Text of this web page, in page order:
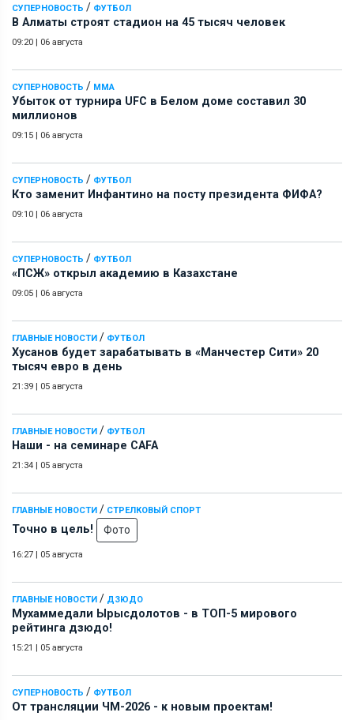
СУПЕРНОВОСТЬ / ФУТБОЛ
В Алматы строят стадион на 45 тысяч человек
09:20 | 06 августа
СУПЕРНОВОСТЬ / ММА
Убыток от турнира UFC в Белом доме составил 30
миллионов
09:15 | 06 августа
СУПЕРНОВОСТЬ / ФУТБОЛ
Кто заменит Инфантино на посту президента ФИФА?
09:10 | 06 августа
СУПЕРНОВОСТЬ / ФУТБОЛ
«ПСЖ» открыл академию в Казахстане
09:05 | 06 августа
ГЛАВНЫЕ НОВОСТИ / ФУТБОЛ
Хусанов будет зарабатывать в «Манчестер Сити» 20
тысяч евро в день
21:39 | 05 августа
ГЛАВНЫЕ НОВОСТИ / ФУТБОЛ
Наши - на семинаре СAFA
21:34 | 05 августа
ГЛАВНЫЕ НОВОСТИ / СТРЕЛКОВЫЙ СПОРТ
Точно в цель! Фото
16:27 | 05 августа
ГЛАВНЫЕ НОВОСТИ / ДЗЮДО
Мухаммедали Ырысдолотов - в ТОП-5 мирового
рейтинга дзюдо!
15:21 | 05 августа
СУПЕРНОВОСТЬ / ФУТБОЛ
От трансляции ЧМ-2026 - к новым проектам!